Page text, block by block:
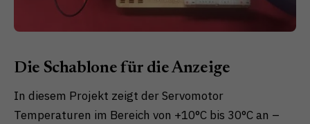
Die Schablone für die Anzeige
In diesem Projekt zeigt der Servomotor
Temperaturen im Bereich von +10°C bis 30°C an –